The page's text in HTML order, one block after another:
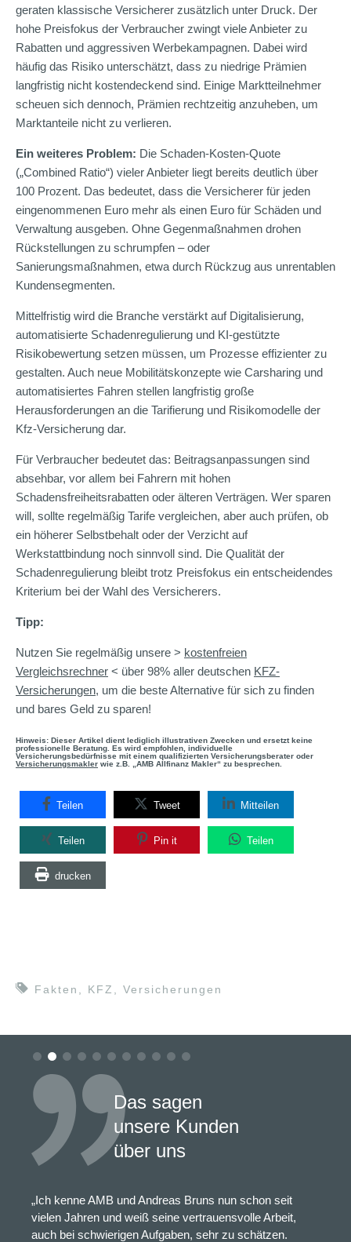
geraten klassische Versicherer zusätzlich unter Druck. Der
hohe Preisfokus der Verbraucher zwingt viele Anbieter zu
Rabatten und aggressiven Werbekampagnen. Dabei wird
häufig das Risiko unterschätzt, dass zu niedrige Prämien
langfristig nicht kostendeckend sind. Einige Marktteilnehmer
scheuen sich dennoch, Prämien rechtzeitig anzuheben, um
Marktanteile nicht zu verlieren.
Ein weiteres Problem: Die Schaden-Kosten-Quote
(„Combined Ratio“) vieler Anbieter liegt bereits deutlich über
100 Prozent. Das bedeutet, dass die Versicherer für jeden
eingenommenen Euro mehr als einen Euro für Schäden und
Verwaltung ausgeben. Ohne Gegenmaßnahmen drohen
Rückstellungen zu schrumpfen – oder
Sanierungsmaßnahmen, etwa durch Rückzug aus unrentablen
Kundensegmenten.
Mittelfristig wird die Branche verstärkt auf Digitalisierung,
automatisierte Schadenregulierung und KI-gestützte
Risikobewertung setzen müssen, um Prozesse effizienter zu
gestalten. Auch neue Mobilitätskonzepte wie Carsharing und
automatisiertes Fahren stellen langfristig große
Herausforderungen an die Tarifierung und Risikomodelle der
Kfz-Versicherung dar.
Für Verbraucher bedeutet das: Beitragsanpassungen sind
absehbar, vor allem bei Fahrern mit hohen
Schadensfreiheitsrabatten oder älteren Verträgen. Wer sparen
will, sollte regelmäßig Tarife vergleichen, aber auch prüfen, ob
ein höherer Selbstbehalt oder der Verzicht auf
Werkstattbindung noch sinnvoll sind. Die Qualität der
Schadenregulierung bleibt trotz Preisfokus ein entscheidendes
Kriterium bei der Wahl des Versicherers.
Tipp:
Nutzen Sie regelmäßig unsere > kostenfreien
Vergleichsrechner < über 98% aller deutschen KFZ-
Versicherungen, um die beste Alternative für sich zu finden
und bares Geld zu sparen!
Hinweis: Dieser Artikel dient lediglich illustrativen Zwecken und ersetzt keine
professionelle Beratung. Es wird empfohlen, individuelle
Versicherungsbedürfnisse mit einem qualifizierten Versicherungsberater oder
Versicherungsmakler wie z.B. „AMB Allfinanz Makler“ zu besprechen.
Teilen Tweet Mitteilen
Teilen Pin it Teilen
drucken
Fakten KFZ Versicherungen
Das sagen
unsere Kunden
über uns
„Ich kenne AMB und Andreas Bruns nun schon seit
vielen Jahren und weiß seine vertrauensvolle Arbeit,
auch bei schwierigen Aufgaben, sehr zu schätzen.